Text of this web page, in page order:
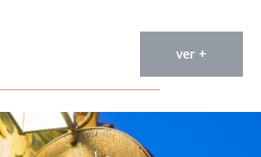
ver +